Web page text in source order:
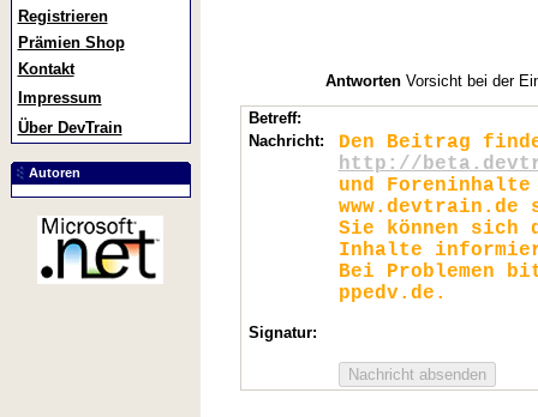
Registrieren
Prämien Shop
Kontakt
Impressum
Über DevTrain
Autoren
Antworten Vorsicht bei der
Betreff:
Nachricht:
Den Beitrag
http://
und
Sie können
Inhalte
Bei Problemen
ppedv.de.
Signatur: